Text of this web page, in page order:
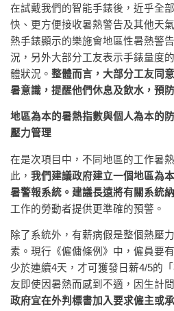
在試戴我們的智能手錶後，近乎全
快、更方便接收暑熱警告及其他天
熱手錶顯示的樂施會地區性暑熱警
況，另外大部分工友表示手錶量度
體狀況。 整體而言，大部分工友同
暑意識，提醒他們休息及飲水，預
地區為本的暑熱指數與個人為本的
壓力管理
在是次項目中，不同地區的工作暑
此， 我們建議政府建立一個地區為
暑警報系統。建議長遠將有關系統納
工作的勞動者提供更準確的預警。
除了系統外，有薪病假是整個熱壓
素。現行《僱傭條例》中，僱員要
少於連續4天，才可獲發日薪4/5的
友即使因暑熱而感到不適，因生計
政府宜在外判標書加入要求僱主或